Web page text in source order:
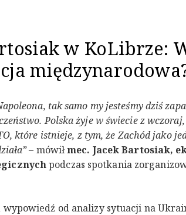
w KoLibrze:
tak samo my jesteśmy dziś
Polska żyje w świecie z
które istnieje, z tym, że Zachód jako
– mówiłmec. Jacek Bartosiak,
podczas spotkania
od analizy sytuacji na